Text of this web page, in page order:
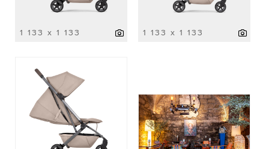
1 133 x 1 133 1 133 x 1 133